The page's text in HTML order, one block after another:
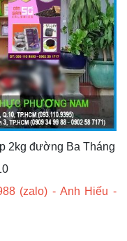
2kg đường Ba Tháng
(zalo) - Anh Hiếu -